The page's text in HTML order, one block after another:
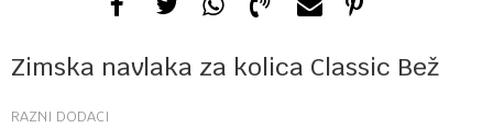
Zimska navlaka za kolica Classic Bež
RAZNI DODACI